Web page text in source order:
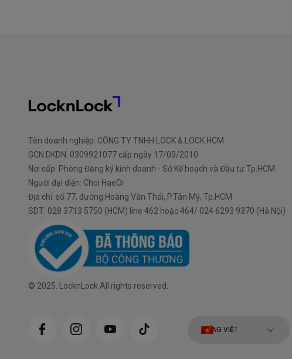
Tên doanh nghiệp: CÔNG TY TNHH LOCK & LOCK HCM
GCN DKDN: 0309921077 cấp ngày 17/03/2010
Nơi cấp: Phòng Đăng ký kinh doanh - Sở Kế hoạch và Đầu tư Tp.HCM
Người đại diện: Choi HaeOi
Địa chỉ: số 77, đường Hoàng Văn Thái, P.Tân Mỹ, Tp.HCM
SDT: 028 3713 5750 (HCM) line 462 hoặc 464/ 024 6293 9370 (Hà Nội)
© 2025. LocknLock All rights reserved.